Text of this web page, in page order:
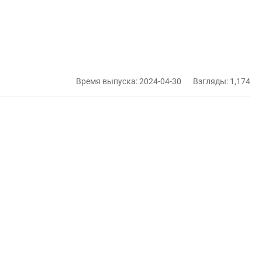
Время выпуска: 2024-04-30 Взгляды: 1,174